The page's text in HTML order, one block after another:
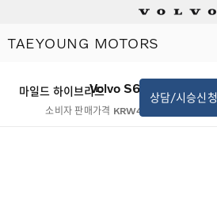
TAEYOUNG MOTORS
마일드 하이브리드Volvo S60
소비자 판매가격 KRW48,100,000
상담/시승신청
Plug-in hybrids